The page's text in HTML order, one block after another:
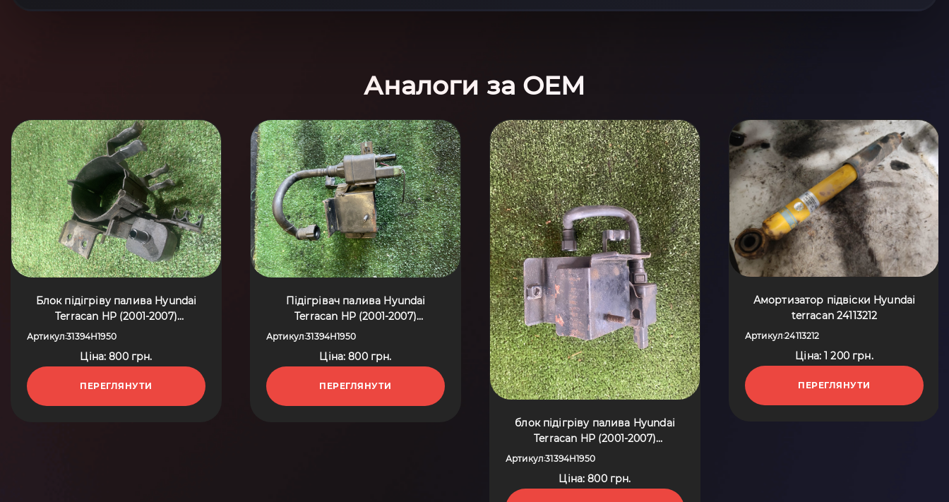
Аналоги за OEM
Блок підігріву палива Hyundai
Terracan HP (2001-2007)
31394H1950
Артикул:31394H1950
Ціна: 800 грн.
ПЕРЕГЛЯНУТИ
Підігрівач палива Hyundai
Terracan HP (2001-2007)
31394H1950
Артикул:31394H1950
Ціна: 800 грн.
ПЕРЕГЛЯНУТИ
блок підігріву палива Hyundai
Terracan HP (2001-2007)
31394H1950
Артикул:31394H1950
Ціна: 800 грн.
Амортизатор підвіски Hyundai
terracan 24113212
Артикул:24113212
Ціна: 1 200 грн.
ПЕРЕГЛЯНУТИ